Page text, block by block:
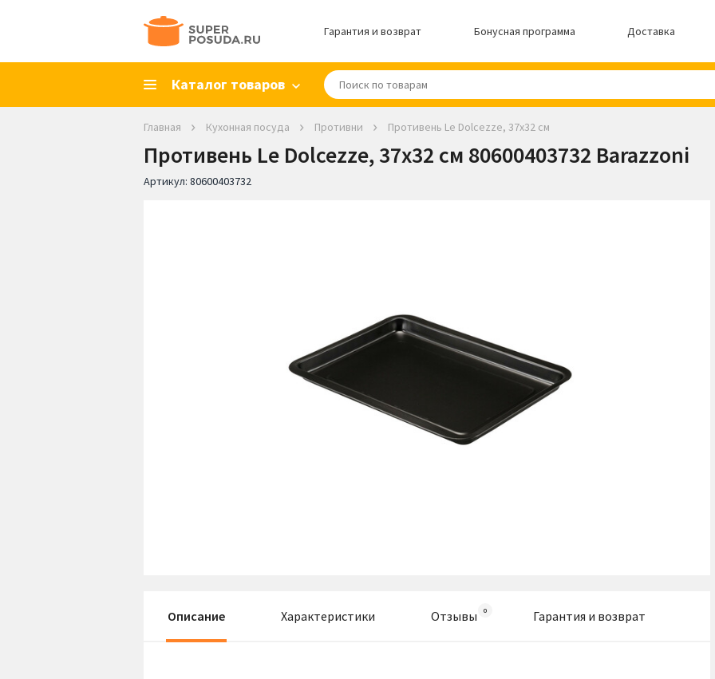
Гарантия и возврат Бонусная программа Доставка
Каталог товаров
Главная Кухонная посуда Противни Противень Le Dolcezze, 37х32 см
Противень Le Dolcezze, 37х32 см 80600403732 Barazzoni
Артикул: 80600403732
Описание Характеристики Отзывы Гарантия и возврат